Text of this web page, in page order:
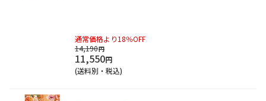
通常価格より18％OFF
14,190円
11,550円
(送料別・税込)